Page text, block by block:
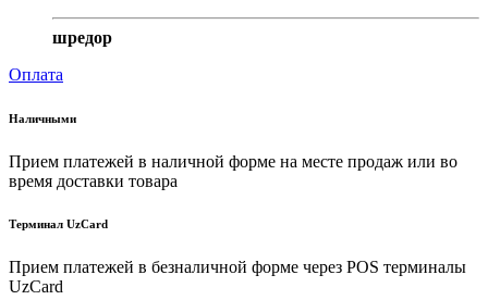
шредор
Оплата
Наличными
Прием платежей в наличной форме на месте продаж или во
время доставки товара
Терминал UzCard
Прием платежей в безналичной форме через POS терминалы
UzCard